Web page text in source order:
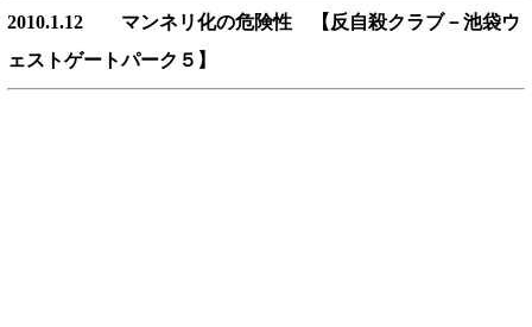
2010.1.12 マンネリ化の危険性 【反自殺クラブ－池袋ウ
ェストゲートパーク５】